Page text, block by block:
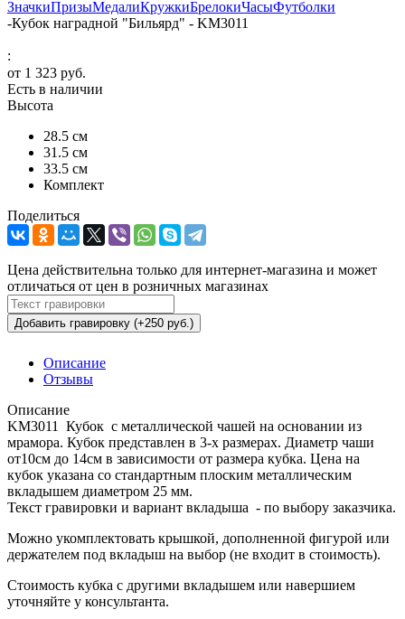
ЗначкиПризыМедалиКружкиБрелокиЧасыФутболки
-Кубок наградной "Бильярд" - KM3011
:
от 1 323 руб.
Есть в наличии
Высота
28.5 см
31.5 см
33.5 см
Комплект
Поделиться
Цена действительна только для интернет-магазина и может
отличаться от цен в розничных магазинах
Добавить гравировку (+250 руб.)
Описание
Отзывы
Описание
KM3011 Кубок с металлической чашей на основании из
мрамора. Кубок представлен в 3-х размерах. Диаметр чаши
от10см до 14см в зависимости от размера кубка. Цена на
кубок указана со стандартным плоским металлическим
вкладышем диаметром 25 мм.
Текст гравировки и вариант вкладыша - по выбору заказчика.
Можно укомплектовать крышкой, дополненной фигурой или
держателем под вкладыш на выбор (не входит в стоимость).
Стоимость кубка с другими вкладышем или навершием
уточняйте у консультанта.